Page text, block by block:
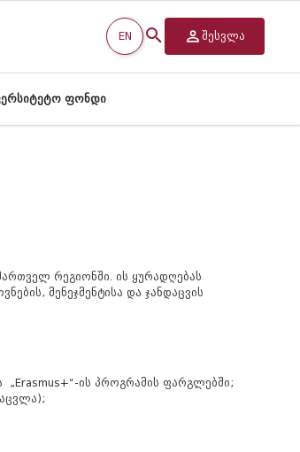
EN შესვლა
ფონდი
რეგიონში. ის ყურადღებას
მენეჯმენტისა და ჯანდაცვის
ის პროგრამის ფარგლებში;